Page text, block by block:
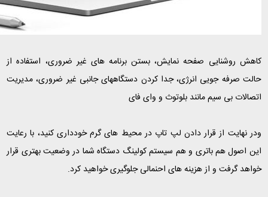
کاهش روشنایی صفحه نمایش، بستن برنامه های غیر ضروری، استفاده از
حالت صرفه جویی انرژی، جدا کردن دستگاههای جانبی غیر ضروری، مدیریت
اتصالات بی سیم مانند بلوتوث و وای فای
ودر نهایت از قرار دادن لپ تاپ در محیط های گرم خودداری کنید، با رعایت
این اصول هم باتری و هم سیستم کولینگ دستگاه شما در وضعیت بهتری قرار
خواهد گرفت و از هزینه های احنمالی جلوگیری خواهید کرد.